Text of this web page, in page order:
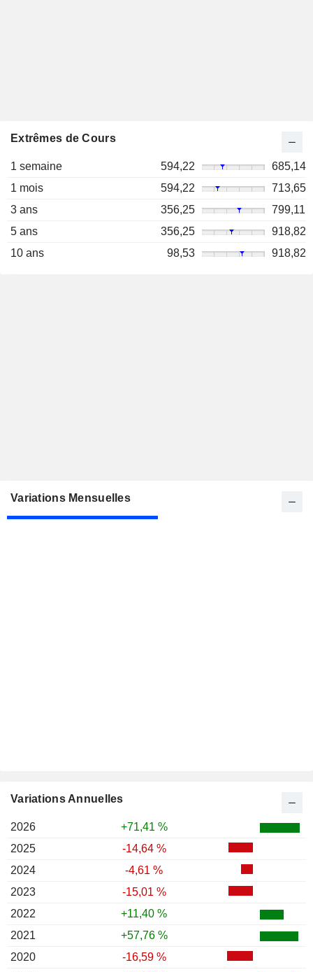
Extrêmes de Cours
1 semaine 594,22
685,14
1 mois
594,22
713,65
3 ans
356,25
799,11
5 ans
356,25
918,82
10 ans
98,53 918,82
Variations Mensuelles
Variations Annuelles
2026
+71,41 %
2025
-14,64 %
2024
-4,61 %
2023
-15,01 %
2022
+11,40 %
2021
+57,76 %
2020
-16,59 %